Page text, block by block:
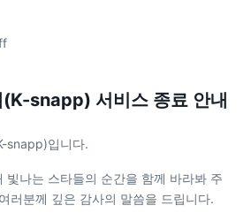
snapp) 서비스 종료 안내
snapp)입니다.
빛나는 스타들의 순간을 함께 바라봐 주
러분께 깊은 감사의 말씀을 드립니다.